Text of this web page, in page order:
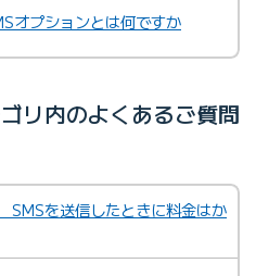
オプションとは何ですか
リ内のよくあるご質問
SMSを送信したときに料金はか